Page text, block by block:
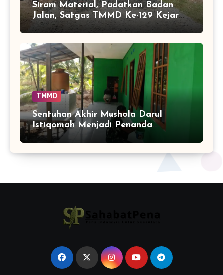
Siram Material, Padatkan Badan
Jalan, Satgas TMMD Ke-129 Kejar
Kualitas Akses Desa Tamban
Bangun
TMMD
Sentuhan Akhir Mushola Darul
Istiqomah Menjadi Penanda
Hadirnya Ruang Ibadah yang Lebih